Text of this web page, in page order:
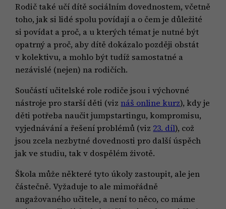
Rodič také učí dítě sociálním dovednostem, včetně
toho, jak si lidé spolu povídají a o čem je důležité
si povídat a proč, a u kterých témat je nutné být
opatrný a proč, aby dítě dokázalo později obstát
v kolektivu, a mohlo být tudíž samostatné a
nezávislé (nejen) na rodičích.
Součástí učitelské role rodiče jsou i výchovné
nástroje pro starší děti (viz náš online kurz), kdy je
děti potřeba naučit jumpstartingu, kompromisu,
vyjednávání a řešení problémů (viz 23. díl), což
jsou zcela nezbytné dovednosti pro další úspěch
jak ve studiu, tak v dospělém životě.
Škola může některé tyto úkoly zastoupit, ale jen
částečně. Vyžaduje to ale mimořádně
angažovaného učitele, a není to něco, co máme